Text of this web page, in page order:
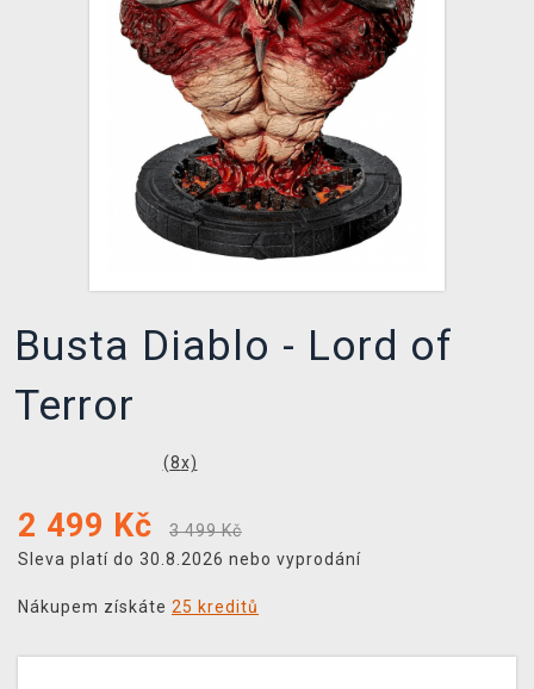
DOPRAVA
TCG & BOARDGAME HUB
VÝKUP HER (BAZAR)
Busta Diablo - Lord of
Terror
(8x)
2 499 Kč
3 499 Kč
Sleva platí do 30.8.2026 nebo vyprodání
Nákupem získáte 25 kreditů